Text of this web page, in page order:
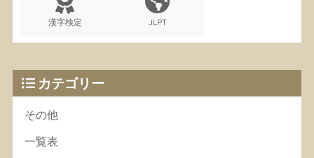
漢字検定 JLPT
カテゴリー
その他
一覧表